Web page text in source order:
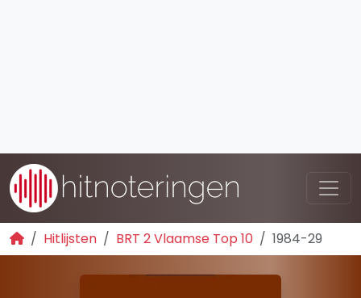
Hitlijsten BRT 2 Vlaamse Top 10 1984-29